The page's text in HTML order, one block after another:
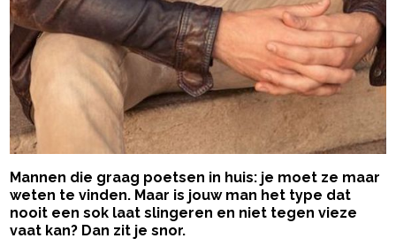
Mannen die graag poetsen in huis: je moet ze maar
weten te vinden. Maar is jouw man het type dat
nooit een sok laat slingeren en niet tegen vieze
vaat kan? Dan zit je snor.